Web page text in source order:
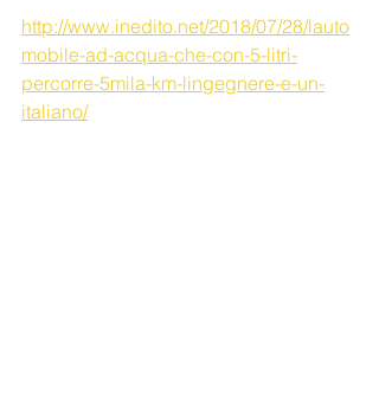
http://www.inedito.net/2018/07/28/lauto
mobile-ad-acqua-che-con-5-litri-
percorre-5mila-km-lingegnere-e-un-
italiano/